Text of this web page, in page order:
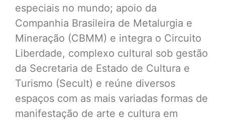
especiais no mundo; apoio da
Companhia Brasileira de Metalurgia e
Mineração (CBMM) e integra o Circuito
Liberdade, complexo cultural sob gestão
da Secretaria de Estado de Cultura e
Turismo (Secult) e reúne diversos
espaços com as mais variadas formas de
manifestação de arte e cultura em